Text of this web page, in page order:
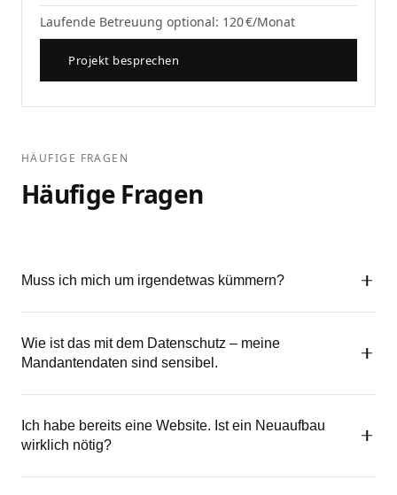
Laufende Betreuung optional: 120 €/Monat
Projekt besprechen
HÄUFIGE FRAGEN
Häufige Fragen
Muss ich mich um irgendetwas kümmern?
zur Kanzlei) und ich kümmere mich um den Rest. Wenn
Sie keinen Text schreiben wollen, helfe ich dabei.
Wie ist das mit dem Datenschutz – meine
Mandantendaten sind sensibel.
Mandantendaten – es ermöglicht lediglich, dass
Interessenten Sie erreichen können. Hosting in
Deutschland, SSL-verschlüsselt, rechtskonforme
Ich habe bereits eine Website. Ist ein Neuaufbau
wirklich nötig?